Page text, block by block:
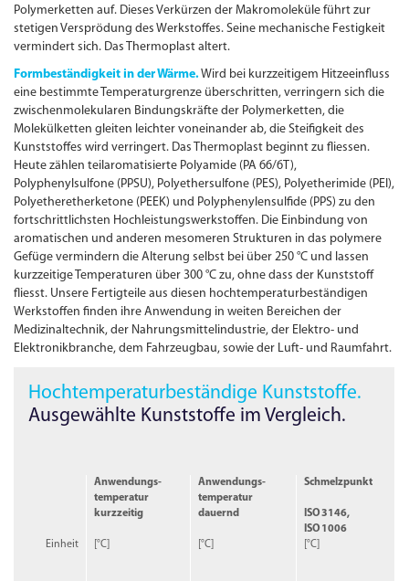
Polymerketten auf. Dieses Verkürzen der Makromoleküle führt zur
stetigen Versprödung des Werkstoffes. Seine mechanische Festigkeit
vermindert sich. Das Thermoplast altert.
Formbeständigkeit in der Wärme.Wird bei kurzzeitigem Hitzeeinfluss
eine bestimmte Temperaturgrenze überschritten, verringern sich die
zwischenmolekularen Bindungs­kräfte der Polymerketten, die
Molekülketten gleiten leichter voneinander ab, die Steifigkeit des
Kunststoffes wird verringert. Das Thermoplast beginnt zu fliessen.
Heute zählen teilaromatisierte Polyamide (PA 66/6T),
Polyphenylsulfone (PPSU), Polyethersulfone (PES), Polyetherimide (PEI),
Polyetheretherketone (PEEK) und Polyphenylensulfide (PPS) zu den
fortschrittlichsten Hochleistungs­werkstoffen. Die Einbindung von
aromatischen und anderen mesomeren Strukturen in das polymere
Gefüge vermindern die Alterung selbst bei über 250 °C und lassen
kurzzeitige Temperaturen über 300 °C zu, ohne dass der Kunststoff
fliesst. Unsere Fertigteile aus diesen hochtemperatur­beständigen
Werkstoffen finden ihre Anwendung in weiten Bereichen der
Medizinaltechnik, der Nahrungs­mittelindustrie, der Elektro- und
Elektronikbranche, dem Fahrzeugbau, sowie der Luft- und Raumfahrt.
Hochtemperatur­beständige Kunststoffe.
Ausgewählte Kunststoffe im Vergleich.
Anwendungs­
temperatur
Anwendungs­
temperatur
Schmelzpunkt
kurzzeitig dauernd ISO3146,
ISO 1006
Einheit
[°C] [°C] [°C]